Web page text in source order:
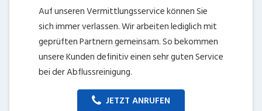
Auf unseren Vermittlungsservice können Sie
sich immer verlassen. Wir arbeiten lediglich mit
geprüften Partnern gemeinsam. So bekommen
unsere Kunden definitiv einen sehr guten Service
bei der Abflussreinigung.
JETZT ANRUFEN